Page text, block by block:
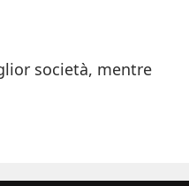
società, mentre